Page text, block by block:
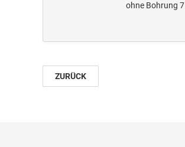
ohne Bohrung
ZURÜCK